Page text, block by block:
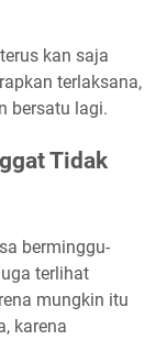
kan saja
terlaksana,
bersatu lagi.
Tidak
berminggu-
terlihat
mungkin itu
karena